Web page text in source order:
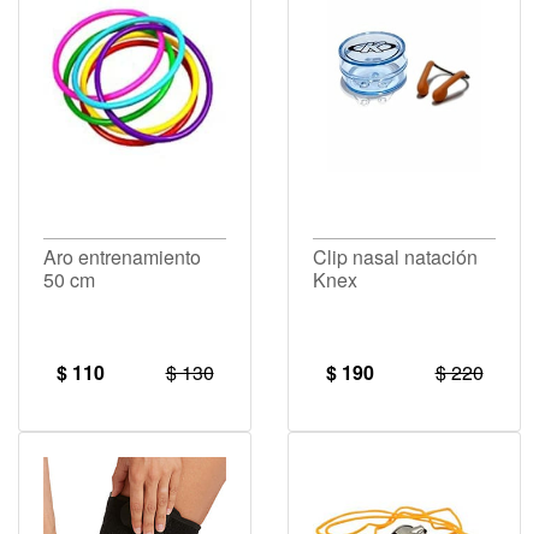
Aro entrenamiento
50 cm
$ 110 $ 130
Clip nasal natación
Knex
$ 190 $ 220